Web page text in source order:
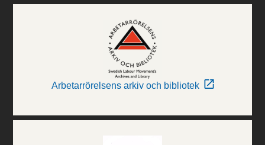
Arbetarrörelsens arkiv och bibliotek